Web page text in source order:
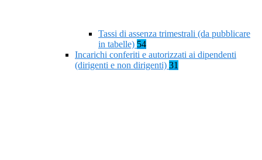
Tassi di assenza trimestrali (da pubblicare
in tabelle) 54
Incarichi conferiti e autorizzati ai dipendenti
(dirigenti e non dirigenti) 31